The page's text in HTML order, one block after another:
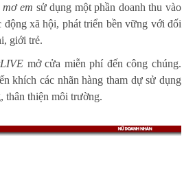
em sử dụng một phần doanh thu vào
động xã hội, phát triển bền vững với đối
giới trẻ.
mở cửa miễn phí đến công chúng.
khích các nhãn hàng tham dự sử dụng
thân thiện môi trường.